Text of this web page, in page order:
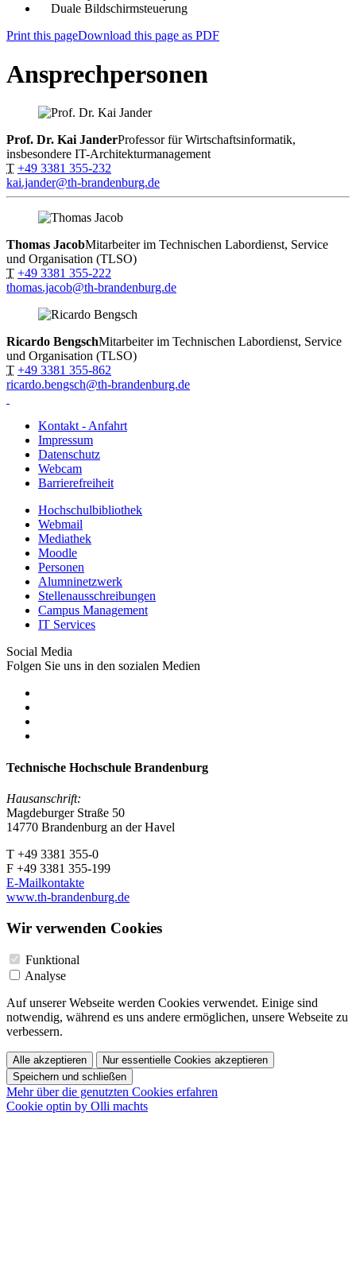
Duale Bildschirmsteuerung
Print this pageDownload this page as PDF
Ansprechpersonen
Prof. Dr. Kai JanderProfessor für Wirtschaftsinformatik,
insbesondere IT-Architekturmanagement
T +49 3381 355-232
kai.jander@th-brandenburg.de
Thomas JacobMitarbeiter im Technischen Labordienst, Service
und Organisation (TLSO)
T +49 3381 355-222
thomas.jacob@th-brandenburg.de
Ricardo BengschMitarbeiter im Technischen Labordienst, Service
und Organisation (TLSO)
T +49 3381 355-862
ricardo.bengsch@th-brandenburg.de
Kontakt - Anfahrt
Impressum
Datenschutz
Webcam
Barrierefreiheit
Hochschulbibliothek
Webmail
Mediathek
Moodle
Personen
Alumninetzwerk
Stellenausschreibungen
Campus Management
IT Services
Social Media
Folgen Sie uns in den sozialen Medien
Technische Hochschule Brandenburg
Hausanschrift:
Magdeburger Straße 50
14770 Brandenburg an der Havel
T +49 3381 355-0
F +49 3381 355-199
E-Mailkontakte
www.th-brandenburg.de
Wir verwenden Cookies
Funktional
Analyse
Auf unserer Webseite werden Cookies verwendet. Einige sind
notwendig, während es uns andere ermöglichen, unsere Webseite zu
verbessern.
Alle akzeptieren
Nur essentielle Cookies akzeptieren
Speichern und schließen
Mehr über die genutzten Cookies erfahren
Cookie optin by Olli machts